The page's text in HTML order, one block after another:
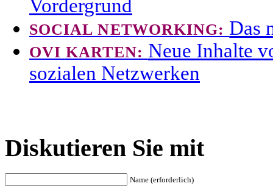
Vordergrund
SOCIAL NETWORKING: Das
OVI KARTEN: Neue Inhalte
sozialen Netzwerken
Diskutieren Sie mit
Name (erforderlich)